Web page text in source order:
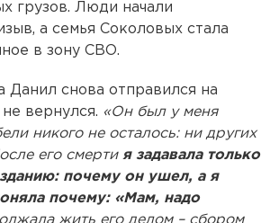
грузов. Люди начали
а семья Соколовых стала
в зону СВО.
Данил снова отправился на
вернулся. «Он был у меня
никого не осталось: ни других
его смерти я задавала только
почему он ушел, а я
почему: «Мам, надо
жить его делом – сбором